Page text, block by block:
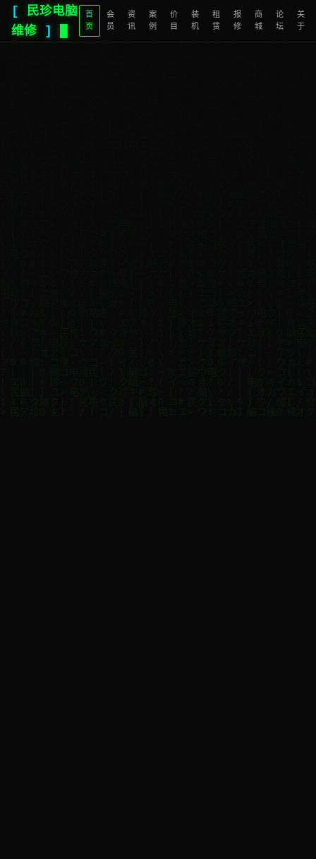
[
民珍电脑
维修
]
首
页
会
员
资
讯
案
例
价
目
装
机
租
赁
报
修
商
城
论
坛
关
于